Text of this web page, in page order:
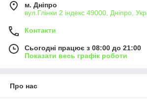
м. Дніпро
вул.Глінки 2 індекс 49000, Дніпро,
Контакти
Сьогодні працює з 08:00 до 21:00
Показати весь графік роботи
Про нас